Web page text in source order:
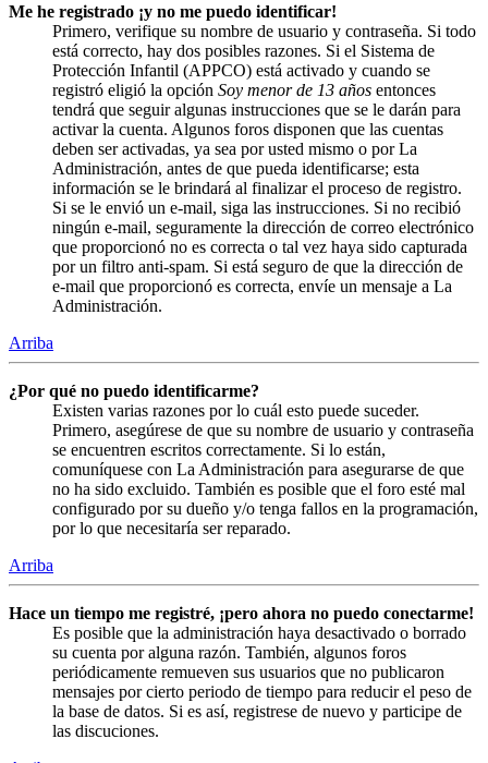
Me he registrado ¡y no me puedo identificar!
Primero, verifique su nombre de usuario y contraseña. Si todo
está correcto, hay dos posibles razones. Si el Sistema de
Protección Infantil (APPCO) está activado y cuando se
registró eligió la opción Soy menor de 13 años entonces
tendrá que seguir algunas instrucciones que se le darán para
activar la cuenta. Algunos foros disponen que las cuentas
deben ser activadas, ya sea por usted mismo o por La
Administración, antes de que pueda identificarse; esta
información se le brindará al finalizar el proceso de registro.
Si se le envió un e-mail, siga las instrucciones. Si no recibió
ningún e-mail, seguramente la dirección de correo electrónico
que proporcionó no es correcta o tal vez haya sido capturada
por un filtro anti-spam. Si está seguro de que la dirección de
e-mail que proporcionó es correcta, envíe un mensaje a La
Administración.
Arriba
¿Por qué no puedo identificarme?
Existen varias razones por lo cuál esto puede suceder.
Primero, asegúrese de que su nombre de usuario y contraseña
se encuentren escritos correctamente. Si lo están,
comuníquese con La Administración para asegurarse de que
no ha sido excluido. También es posible que el foro esté mal
configurado por su dueño y/o tenga fallos en la programación,
por lo que necesitaría ser reparado.
Arriba
Hace un tiempo me registré, ¡pero ahora no puedo conectarme!
Es posible que la administración haya desactivado o borrado
su cuenta por alguna razón. También, algunos foros
periódicamente remueven sus usuarios que no publicaron
mensajes por cierto periodo de tiempo para reducir el peso de
la base de datos. Si es así, registrese de nuevo y participe de
las discuciones.